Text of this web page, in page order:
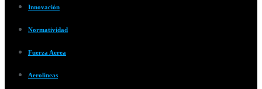
Innovación
Normatividad
Fuerza Aerea
Aerolíneas